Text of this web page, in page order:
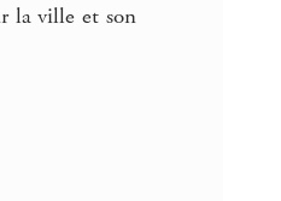
la ville et son